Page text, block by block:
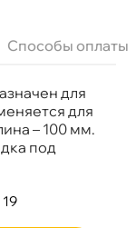
Способы оплаты
для
для
– 100 мм.
под